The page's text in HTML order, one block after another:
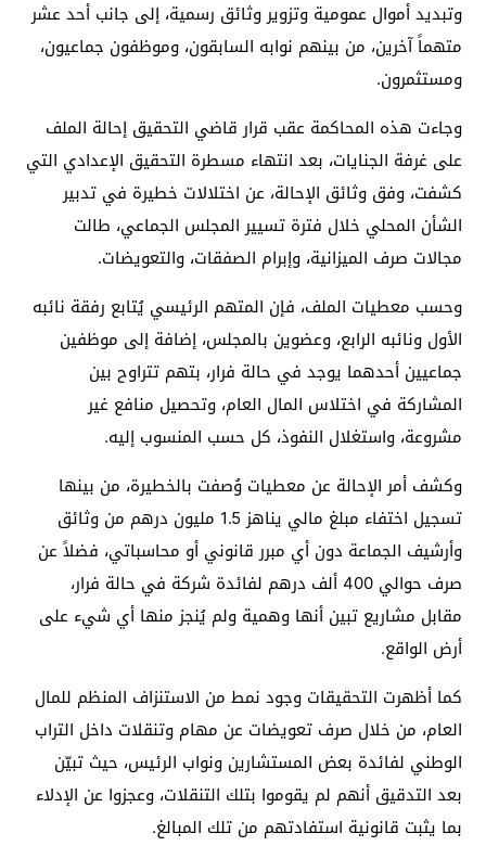
وتبديد أموال عمومية وتزوير وثائق رسمية، إلى جانب أحد عشر
متهماً آخرين، من بينهم نوابه السابقون، وموظفون جماعيون،
ومستثمرون.
وجاءت هذه المحاكمة عقب قرار قاضي التحقيق إحالة الملف
على غرفة الجنايات، بعد انتهاء مسطرة التحقيق الإعدادي التي
كشفت، وفق وثائق الإحالة، عن اختلالات خطيرة في تدبير
الشأن المحلي خلال فترة تسيير المجلس الجماعي، طالت
مجالات صرف الميزانية، وإبرام الصفقات، والتعويضات.
وحسب معطيات الملف، فإن المتهم الرئيسي يُتابع رفقة نائبه
الأول ونائبه الرابع، وعضوين بالمجلس، إضافة إلى موظفين
جماعيين أحدهما يوجد في حالة فرار، بتهم تتراوح بين
المشاركة في اختلاس المال العام، وتحصيل منافع غير
مشروعة، واستغلال النفوذ، كل حسب المنسوب إليه.
وكشف أمر الإحالة عن معطيات وُصفت بالخطيرة، من بينها
تسجيل اختفاء مبلغ مالي يناهز 1.5 مليون درهم من وثائق
وأرشيف الجماعة دون أي مبرر قانوني أو محاسباتي، فضلاً عن
صرف حوالي 400 ألف درهم لفائدة شركة في حالة فرار،
مقابل مشاريع تبين أنها وهمية ولم يُنجز منها أي شيء على
أرض الواقع.
كما أظهرت التحقيقات وجود نمط من الاستنزاف المنظم للمال
العام، من خلال صرف تعويضات عن مهام وتنقلات داخل التراب
الوطني لفائدة بعض المستشارين ونواب الرئيس، حيث تبيّن
بعد التدقيق أنهم لم يقوموا بتلك التنقلات، وعجزوا عن الإدلاء
بما يثبت قانونية استفادتهم من تلك المبالغ.